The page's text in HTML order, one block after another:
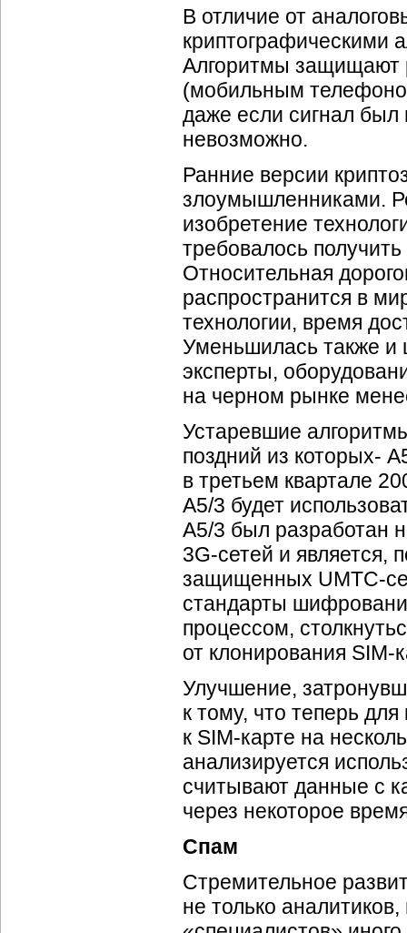
В отличие от
криптографическими
Алгоритмы защищают
(мобильным
даже если сигнал был
невозможно.
Ранние версии
злоумышленниками.
изобретение
требовалось
Относительная
распространится в
технологии, время
Уменьшилась также и
эксперты,
на черном рынке
Устаревшие
поздний из которых-
в третьем квартале
A5/3 будет
A5/3 был разработан
3G-сетей и является,
защищенных UMTC-
стандарты
процессом,
от клонирования SIM-
Улучшение,
к тому, что теперь
к SIM-карте на
анализируется
считывают данные с
через некоторое
Спам
Стремительное
не только